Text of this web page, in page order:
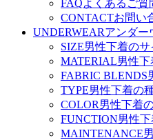
FAQよくあるご質
CONTACTお問い
UNDERWEARアンダー
SIZE男性下着のサ
MATERIAL男性
FABRIC BLENDS
TYPE男性下着の
COLOR男性下着
FUNCTION男性
MAINTENANCE